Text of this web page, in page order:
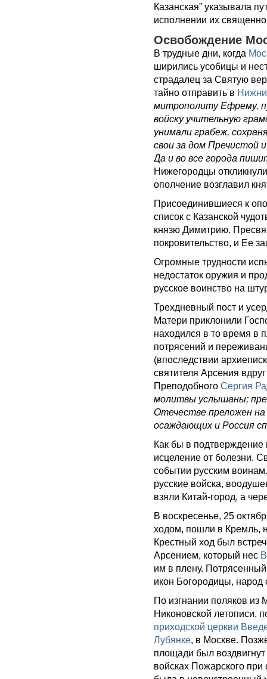
Казанская” указывала
исполнении их
Освобождение
В трудные дни, когда
ширились усобицы и
страдалец за Святую
тайно отправить в
митрополиту Ефрему,
войску учительную
унимали грабеж,
свои за дом Пречистой
Да и во все города
Нижегородцы
ополчение возглавил
Присоединившиеся к
список с Казанской
князю Димитрию.
покровительство, и Ее
Огромные трудности
недостаток оружия и
русское воинство на
Трехдневный пост и
Матери приклонили
находился в то время в
потрясений и
(впоследствии
святителя Арсения
Преподобного Сергия
молитвы услышаны;
Отечестве преложен на
осаждающих и Россия
Как бы в подтверждение
исцеление от болезни.
событии русским
русские войска,
взяли Китай-город, а
В воскресенье, 25
ходом, пошли в Кремль,
Крестный ход был
Арсением, который нес
им в плену.
икон Богородицы, народ
По изгнании поляков
Никоновской летописи,
приходской церкви
Лубянке, в Москве.
площади был воздвигнут
войсках Пожарского